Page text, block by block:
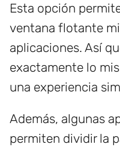
Esta opción
ventana flotante
aplicaciones. Así
exactamente lo
una experiencia
Además, algunas
permiten dividir la